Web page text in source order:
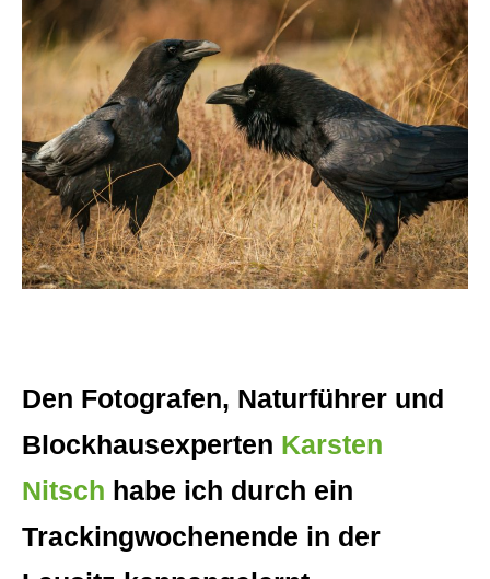
Den Fotografen, Naturführer und
Blockhausexperten Karsten
Nitsch habe ich durch ein
Trackingwochenende in der